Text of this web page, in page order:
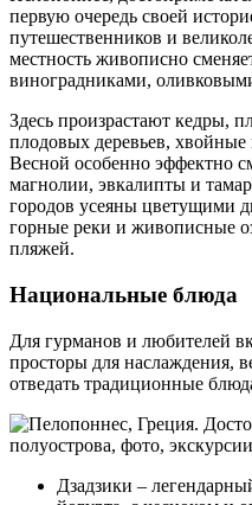
первую очередь своей
путешественников и
местность живописно
виноградниками,
Здесь произрастают кедры,
плодовых деревьев,
Весной особенно эффектно
магнолии, эвкалипты и
городов усеяны цветущими
горные реки и живописные
пляжей.
Национальные блюда
Для гурманов и любителей
просторы для наслаждения,
отведать традиционные
Дзадзики –